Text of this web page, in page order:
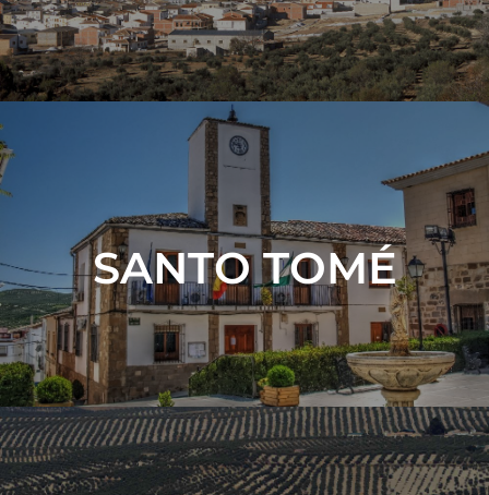
SANTO TOMÉ
VER MÁS